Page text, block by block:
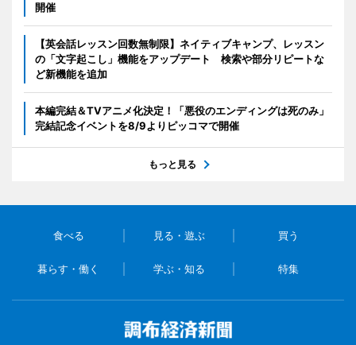
開催
【英会話レッスン回数無制限】ネイティブキャンプ、レッスン
の「文字起こし」機能をアップデート 検索や部分リピートな
ど新機能を追加
本編完結＆TVアニメ化決定！「悪役のエンディングは死のみ」
完結記念イベントを8/9よりピッコマで開催
もっと見る
食べる 見る・遊ぶ 買う
暮らす・働く 学ぶ・知る 特集